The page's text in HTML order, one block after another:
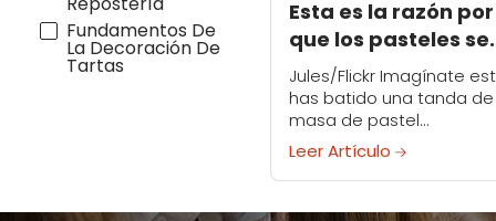
Fundamentos De
La Decoración De
Tartas
Esta es la razón
que los pasteles se
caen - y cómo
salvarlos
Jules/Flickr Imagínate
has batido una tanda de
masa de pastel
aparentemente perfecta,
has vertido con cuidado
tu molde y la has
en el horno. Esperas
Leer Artículo